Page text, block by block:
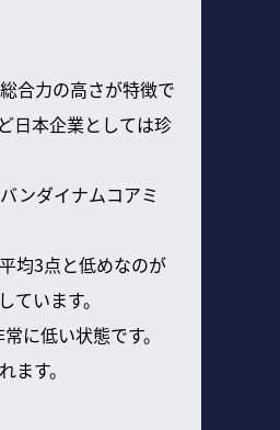
合力の高さが特徴で
日本企業としては珍
ンダイナムコアミ
均3点と低めなのが
います。
に低い状態です。
す。